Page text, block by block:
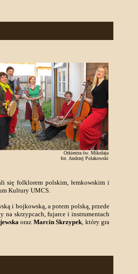
Orkiestra św. Mikołaja
fot. Andrzej Polakowski
się folklorem polskim, łemkowskim i
Kultury UMCS.
i bojkowską, a potem polską, przede
na skrzypcach, fujarce i instrumentach
oraz Marcin Skrzypek, który gra